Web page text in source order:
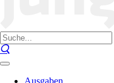
Ausgaben